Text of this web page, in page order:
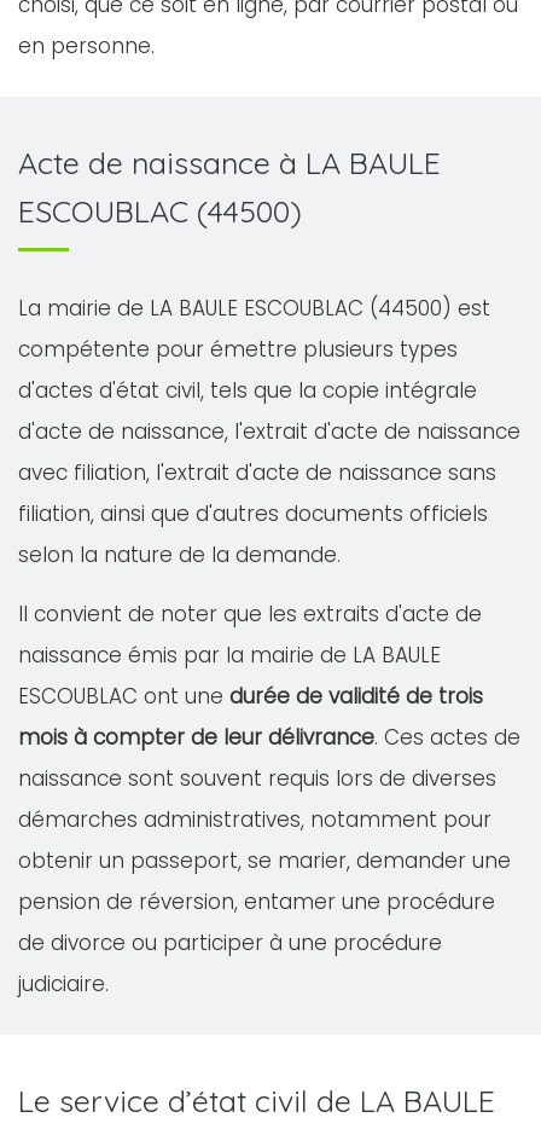
en personne.
Acte de naissance à LA BAULE
ESCOUBLAC (44500)
La mairie de LA BAULE ESCOUBLAC (44500) est
compétente pour émettre plusieurs types
d'actes d'état civil, tels que la copie intégrale
d'acte de naissance, l'extrait d'acte de naissance
avec filiation, l'extrait d'acte de naissance sans
filiation, ainsi que d'autres documents officiels
selon la nature de la demande.
Il convient de noter que les extraits d'acte de
naissance émis par la mairie de LA BAULE
ESCOUBLAC ont une durée de validité de trois
mois à compter de leur délivrance. Ces actes de
naissance sont souvent requis lors de diverses
démarches administratives, notamment pour
obtenir un passeport, se marier, demander une
pension de réversion, entamer une procédure
de divorce ou participer à une procédure
judiciaire.
Le service d’état civil de LA BAULE